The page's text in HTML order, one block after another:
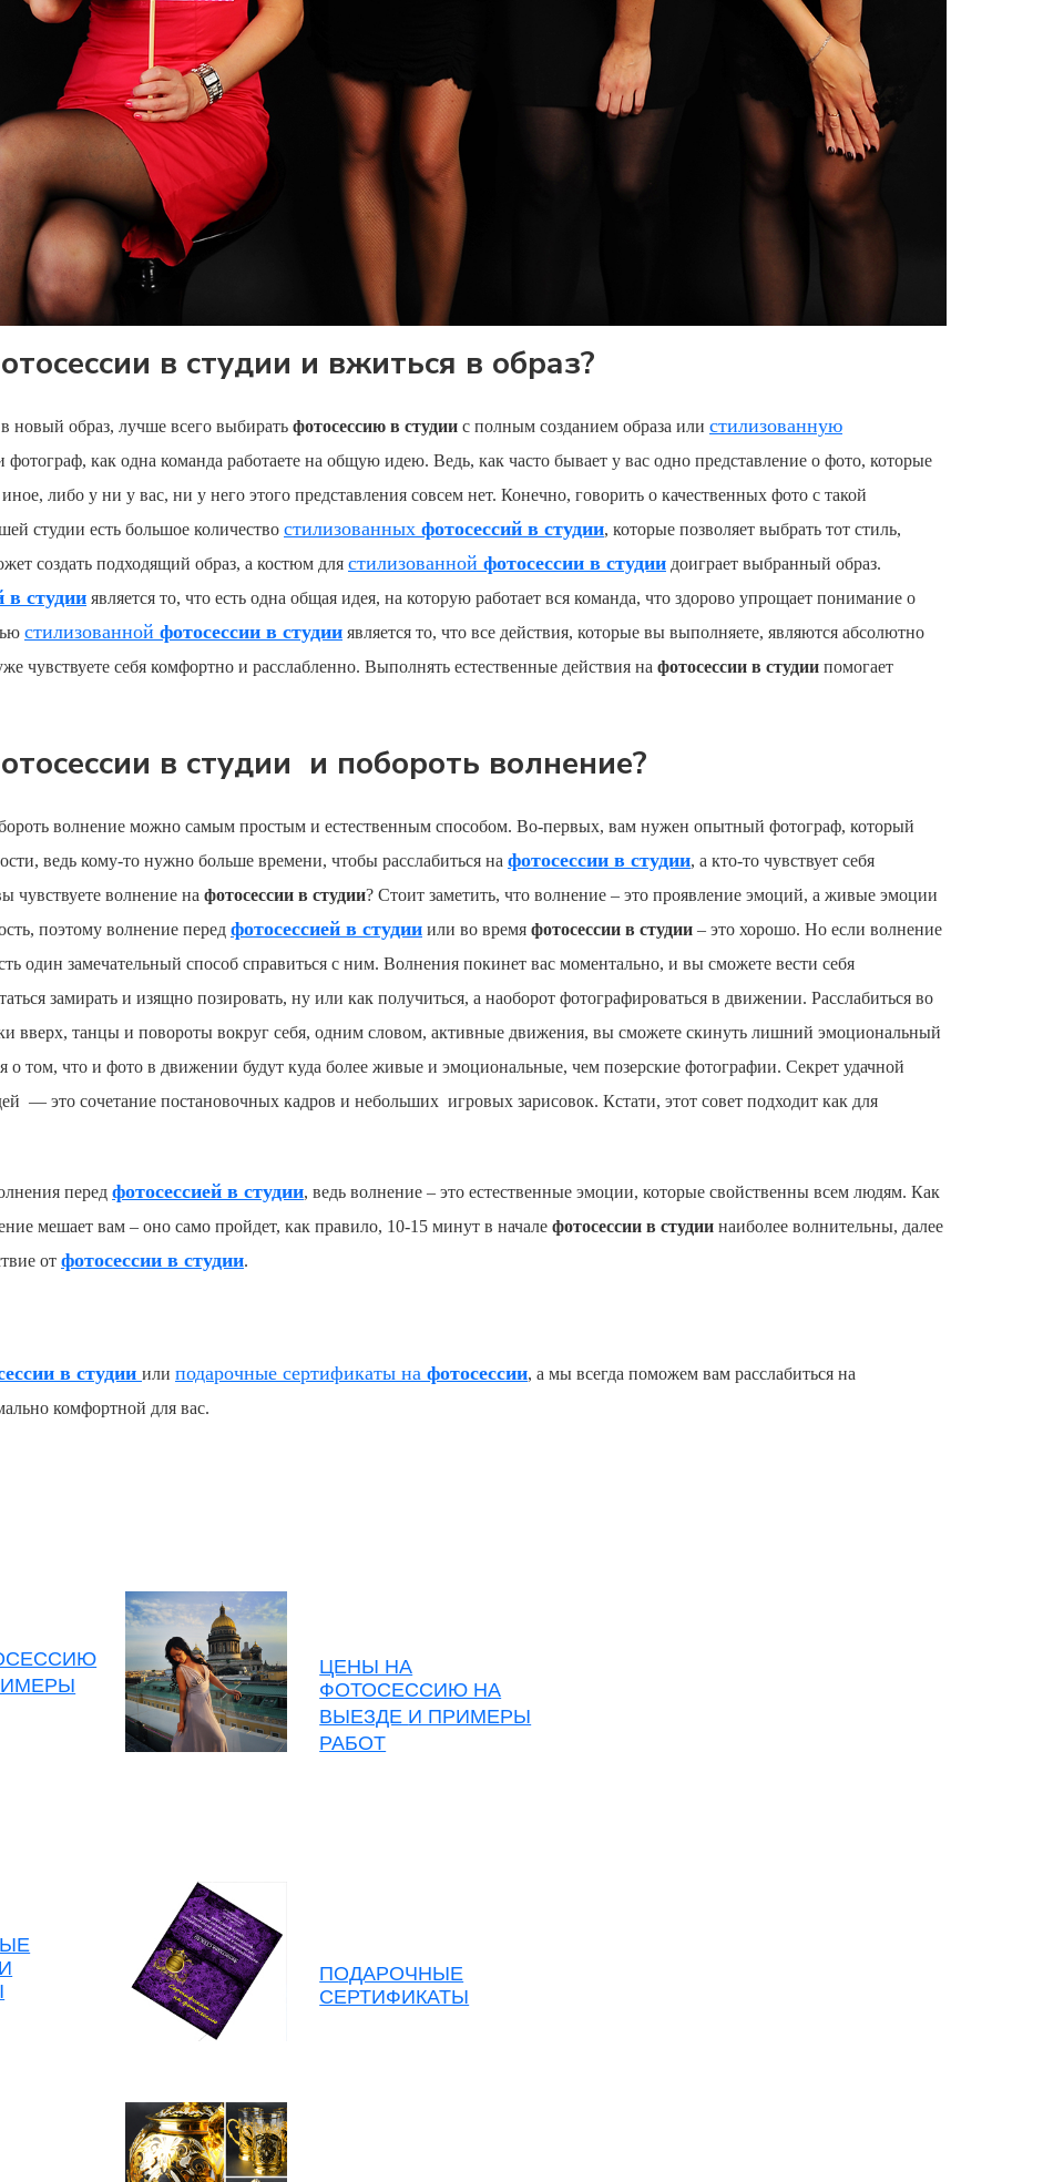
в студии и вжиться в образ?
новый образ, лучше всего выбирать фотосессию в студии с полным созданием образа или стилизованную
фотограф, как одна команда работаете на общую идею. Ведь, как часто бывает у вас одно представление о фото, которые
либо у ни у вас, ни у него этого представления совсем нет. Конечно, говорить о качественных фото с такой
студии есть большое количество стилизованных фотосессий в студии, которые позволяет выбрать тот стиль,
создать подходящий образ, а костюм для стилизованной фотосессии в студии доиграет выбранный образ.
в студии является то, что есть одна общая идея, на которую работает вся команда, что здорово упрощает понимание о
стилизованной фотосессии в студии является то, что все действия, которые вы выполняете, являются абсолютно
чувствуете себя комфортно и расслабленно. Выполнять естественные действия на фотосессии в студии помогает
в студии и побороть волнение?
волнение можно самым простым и естественным способом. Во-первых, вам нужен опытный фотограф, который
ведь кому-то нужно больше времени, чтобы расслабиться на фотосессии в студии, а кто-то чувствует себя
чувствуете волнение на фотосессии в студии? Стоит заметить, что волнение – это проявление эмоций, а живые эмоции
поэтому волнение перед фотосессией в студии или во время фотосессии в студии – это хорошо. Но если волнение
один замечательный способ справиться с ним. Волнения покинет вас моментально, и вы сможете вести себя
замирать и изящно позировать, ну или как получиться, а наоборот фотографироваться в движении. Расслабиться во
вверх, танцы и повороты вокруг себя, одним словом, активные движения, вы сможете скинуть лишний эмоциональный
о том, что и фото в движении будут куда более живые и эмоциональные, чем позерские фотографии. Секрет удачной
— это сочетание постановочных кадров и небольших игровых зарисовок. Кстати, этот совет подходит как для
перед фотосессией в студии, ведь волнение – это естественные эмоции, которые свойственны всем людям. Как
мешает вам – оно само пройдет, как правило, 10-15 минут в начале фотосессии в студии наиболее волнительны, далее
от фотосессии в студии.
в студии или подарочные сертификаты на фотосессии, а мы всегда поможем вам расслабиться на
комфортной для вас.
ЦЕНЫ НА
ФОТОСЕССИЮ НА
ВЫЕЗДЕ И ПРИМЕРЫ
РАБОТ
ПОДАРОЧНЫЕ
СЕРТИФИКАТЫ